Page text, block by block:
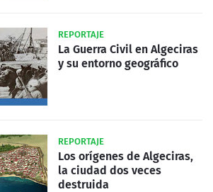
REPORTAJE
La Guerra Civil en Algeciras
y su entorno geográfico
REPORTAJE
Los orígenes de Algeciras,
la ciudad dos veces
destruida